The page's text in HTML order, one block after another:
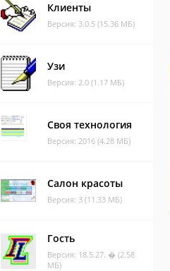
Клиенты
Версия: 3.0.5 (15.36 МБ)
Узи
Версия: 2.0 (1.17 МБ)
Своя технология
Версия: 2016 (4.28 МБ)
Салон красоты
Версия: 3 (11.33 МБ)
Гость
Версия: 18.5.27. � (2.58
МБ)